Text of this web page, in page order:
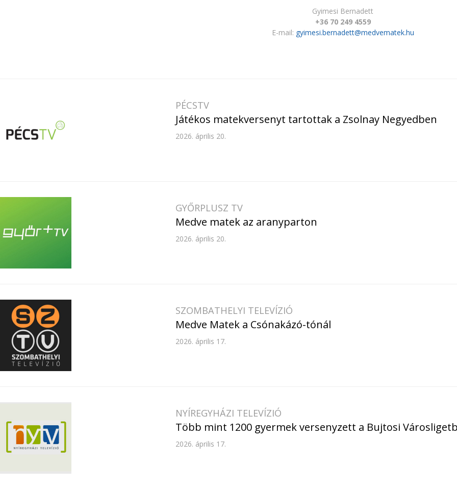
Gyimesi Bernadett
+36 70 249 4559
E-mail: gyimesi.bernadett@medvematek.hu
PÉCSTV
Játékos matekversenyt tartottak a Zsolnay Negyedben
2026. április 20.
GYŐRPLUSZ TV
Medve matek az aranyparton
2026. április 20.
SZOMBATHELYI TELEVÍZIÓ
Medve Matek a Csónakázó-tónál
2026. április 17.
NYÍREGYHÁZI TELEVÍZIÓ
Több mint 1200 gyermek versenyzett a Bujtosi
2026. április 17.